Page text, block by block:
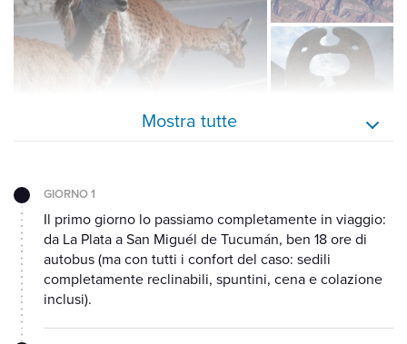
Mostra tutte
GIORNO 1
Il primo giorno lo passiamo completamente in viaggio:
da La Plata a San Miguél de Tucumán, ben 18 ore di
autobus (ma con tutti i confort del caso: sedili
completamente reclinabili, spuntini, cena e colazione
inclusi).